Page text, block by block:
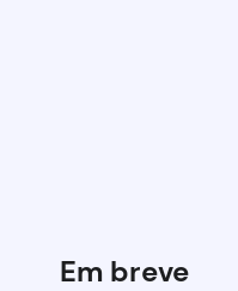
Em breve